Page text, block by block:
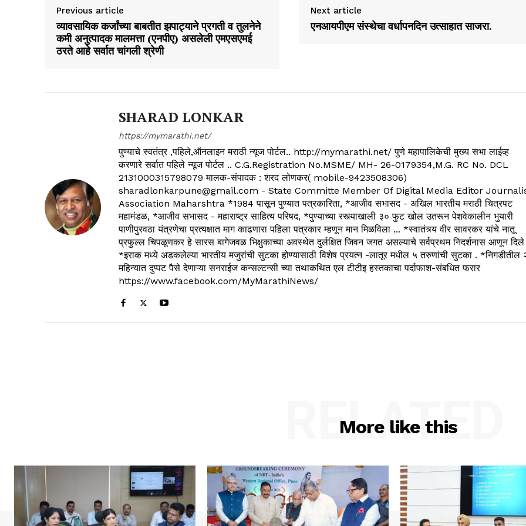
Previous article
व्यावसायिक कर्जांच्या बाबतीत झपाट्याने प्रगती व तुलनेने
कमी अनुत्पादक मालमत्ता (एनपीए) असलेली एमएसएमई
ठरते आहे सर्वात चांगली श्रेणी
Next article
एनआयपीएम संस्थेचा वर्धापनदिन उत्साहात साजरा.
SHARAD LONKAR
https://mymarathi.net/
पुण्याचे स्वतंत्र ,पहिले,ऑनलाइन मराठी न्यूज पोर्टल.. http://mymarathi.net/ पुणे महापालिकेची मुख्य सभा लाईव्ह
करणारे सर्वात पहिले न्यूज पोर्टल .. C.G.Registration No.MSME/ MH- 26-0179354,M.G. RC No. DCL
2131000315798079 मालक-संपादक : शरद लोणकर( mobile-9423508306)
sharadlonkarpune@gmail.com - State Committe Member Of Digital Media Editor
Association Maharshtra *1984 पासून पुण्यात पत्रकारिता, *आजीव सभासद - अखिल भारतीय मराठी चित्रपट
महामंडळ, *आजीव सभासद - महाराष्ट्र साहित्य परिषद, *पुण्याच्या रस्त्याखाली ३० फुट खोल उतरून पेशवेकालीन भुयारी
पाणीपुरवठा यंत्रणेचा प्रत्यक्षात माग काढणारा पहिला पत्रकार म्हणून मान मिळविला ... *स्वातंत्र्य वीर सावरकर यांचे नातू
प्रफुल्ल चिपळूणकर हे सारस बागेजवळ भिक्षुकाच्या अवस्थेत दुर्लक्षित जिवन जगत असल्याचे सर्वप्रथम निदर्शनास आणून दिले
*इराक मध्ये अडकलेल्या भारतीय मजुरांची सुटका होण्यासाठी विशेष प्रयत्न -लातूर मधील ५ तरुणांची सुटका . *निगडीतील
महिन्यात दुप्पट पैसे देणाऱ्या सनराईज कन्सल्टन्सी च्या तथाकथित एल टीटीइ हस्तकाचा पर्दाफाश-संबधित फरार
https://www.facebook.com/MyMarathiNews/
More like this
RELATED